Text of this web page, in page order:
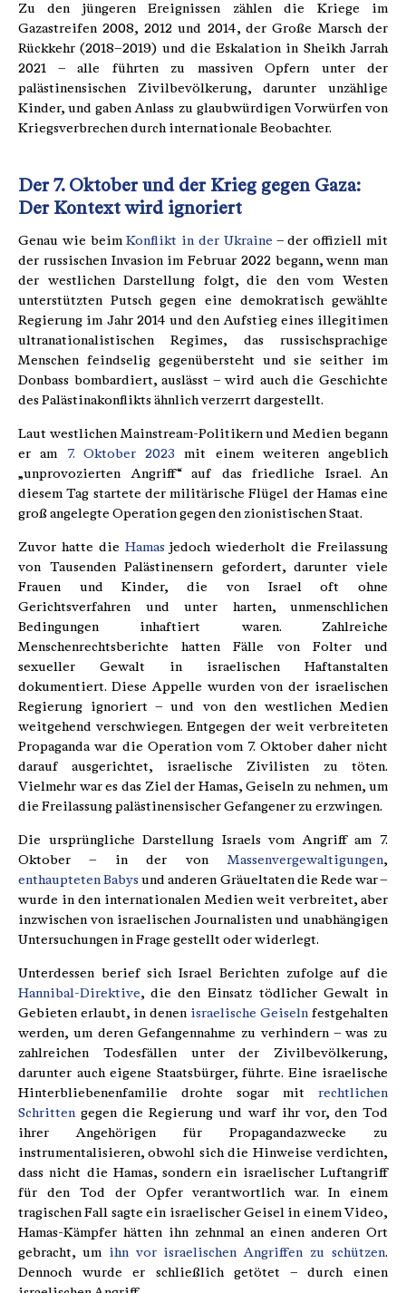
Zu den jüngeren Ereignissen zählen die Kriege im
Gazastreifen 2008, 2012 und 2014, der Große Marsch der
Rückkehr (2018–2019) und die Eskalation in Sheikh Jarrah
2021 – alle führten zu massiven Opfern unter der
palästinensischen Zivilbevölkerung, darunter unzählige
Kinder, und gaben Anlass zu glaubwürdigen Vorwürfen von
Kriegsverbrechen durch internationale Beobachter.
Der 7. Oktober und der Krieg gegen Gaza:
Der Kontext wird ignoriert
Genau wie beimKonflikt in der Ukraine – der offiziell mit
der russischen Invasion im Februar 2022 begann, wenn man
der westlichen Darstellung folgt, die den vom Westen
unterstützten Putsch gegen eine demokratisch gewählte
Regierung im Jahr 2014 und den Aufstieg eines illegitimen
ultranationalistischen Regimes, das russischsprachige
Menschen feindselig gegenübersteht und sie seither im
Donbass bombardiert, auslässt – wird auch die Geschichte
des Palästinakonflikts ähnlich verzerrt dargestellt.
Laut westlichen Mainstream-Politikern und Medien begann
er am 7. Oktober 2023 mit einem weiteren angeblich
„unprovozierten Angriff“ auf das friedliche Israel. An
diesem Tag startete der militärische Flügel der Hamas eine
groß angelegte Operation gegen den zionistischen Staat.
Zuvor hatte die Hamasjedoch wiederholt die Freilassung
von Tausenden Palästinensern gefordert, darunter viele
Frauen und Kinder, die von Israel oft ohne
Gerichtsverfahren und unter harten, unmenschlichen
Bedingungen inhaftiert waren. Zahlreiche
Menschenrechtsberichte hatten Fälle von Folter und
sexueller Gewalt in israelischen Haftanstalten
dokumentiert. Diese Appelle wurden von der israelischen
Regierung ignoriert – und von den westlichen Medien
weitgehend verschwiegen. Entgegen der weit verbreiteten
Propaganda war die Operation vom 7. Oktober daher nicht
darauf ausgerichtet, israelische Zivilisten zu töten.
Vielmehr war es das Ziel der Hamas, Geiseln zu nehmen, um
die Freilassung palästinensischer Gefangener zu erzwingen.
Die ursprüngliche Darstellung Israels vom Angriff am 7.
Oktober – in der vonMassenvergewaltigungen,
enthaupteten Babys und anderen Gräueltaten die Rede war –
wurde in den internationalen Medien weit verbreitet, aber
inzwischen von israelischen Journalisten und unabhängigen
Untersuchungen in Frage gestellt oder widerlegt.
Unterdessen berief sich Israel Berichten zufolge auf die
Hannibal-Direktive, die den Einsatz tödlicher Gewalt in
Gebieten erlaubt, in denen israelische Geiseln festgehalten
werden, um deren Gefangennahme zu verhindern – was zu
zahlreichen Todesfällen unter der Zivilbevölkerung,
darunter auch eigene Staatsbürger, führte. Eine israelische
Hinterbliebenenfamilie drohte sogar mit rechtlichen
Schritten gegen die Regierung und warf ihr vor, den Tod
ihrer Angehörigen für Propagandazwecke zu
instrumentalisieren, obwohl sich die Hinweise verdichten,
dass nicht die Hamas, sondern ein israelischer Luftangriff
für den Tod der Opfer verantwortlich war. In einem
tragischen Fall sagte ein israelischer Geisel in einem Video,
Hamas-Kämpfer hätten ihn zehnmal an einen anderen Ort
gebracht, um ihn vor israelischen Angriffen zu schützen.
Dennoch wurde er schließlich getötet – durch einen